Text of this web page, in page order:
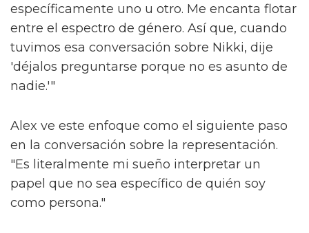
específicamente uno u otro. Me encanta flotar
entre el espectro de género. Así que, cuando
tuvimos esa conversación sobre Nikki, dije
'déjalos preguntarse porque no es asunto de
nadie.'"
Alex ve este enfoque como el siguiente paso
en la conversación sobre la representación.
"Es literalmente mi sueño interpretar un
papel que no sea específico de quién soy
como persona."